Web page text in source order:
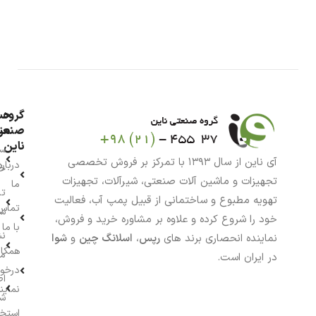
آی ناین از سال ۱۳۹۳ با تمرکز بر فروش تخصصی
تجهیزات و ماشین آلات صنعتی، شیرآلات، تجهیزات
تهویه مطبوع و ساختمانی از قبیل پمپ آب، فعالیت
خود را شروع کرده و علاوه بر مشاوره خرید و فروش،
نماینده انحصاری برند های رپس، اسلانگ چین و شوا
در ایران است.
گروه
ناین
ما
با ما